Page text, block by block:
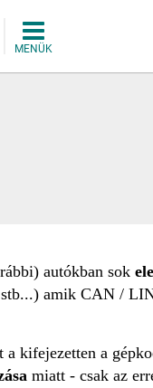
autókban sok
amik CAN /
kifejezetten a
miatt - csak az